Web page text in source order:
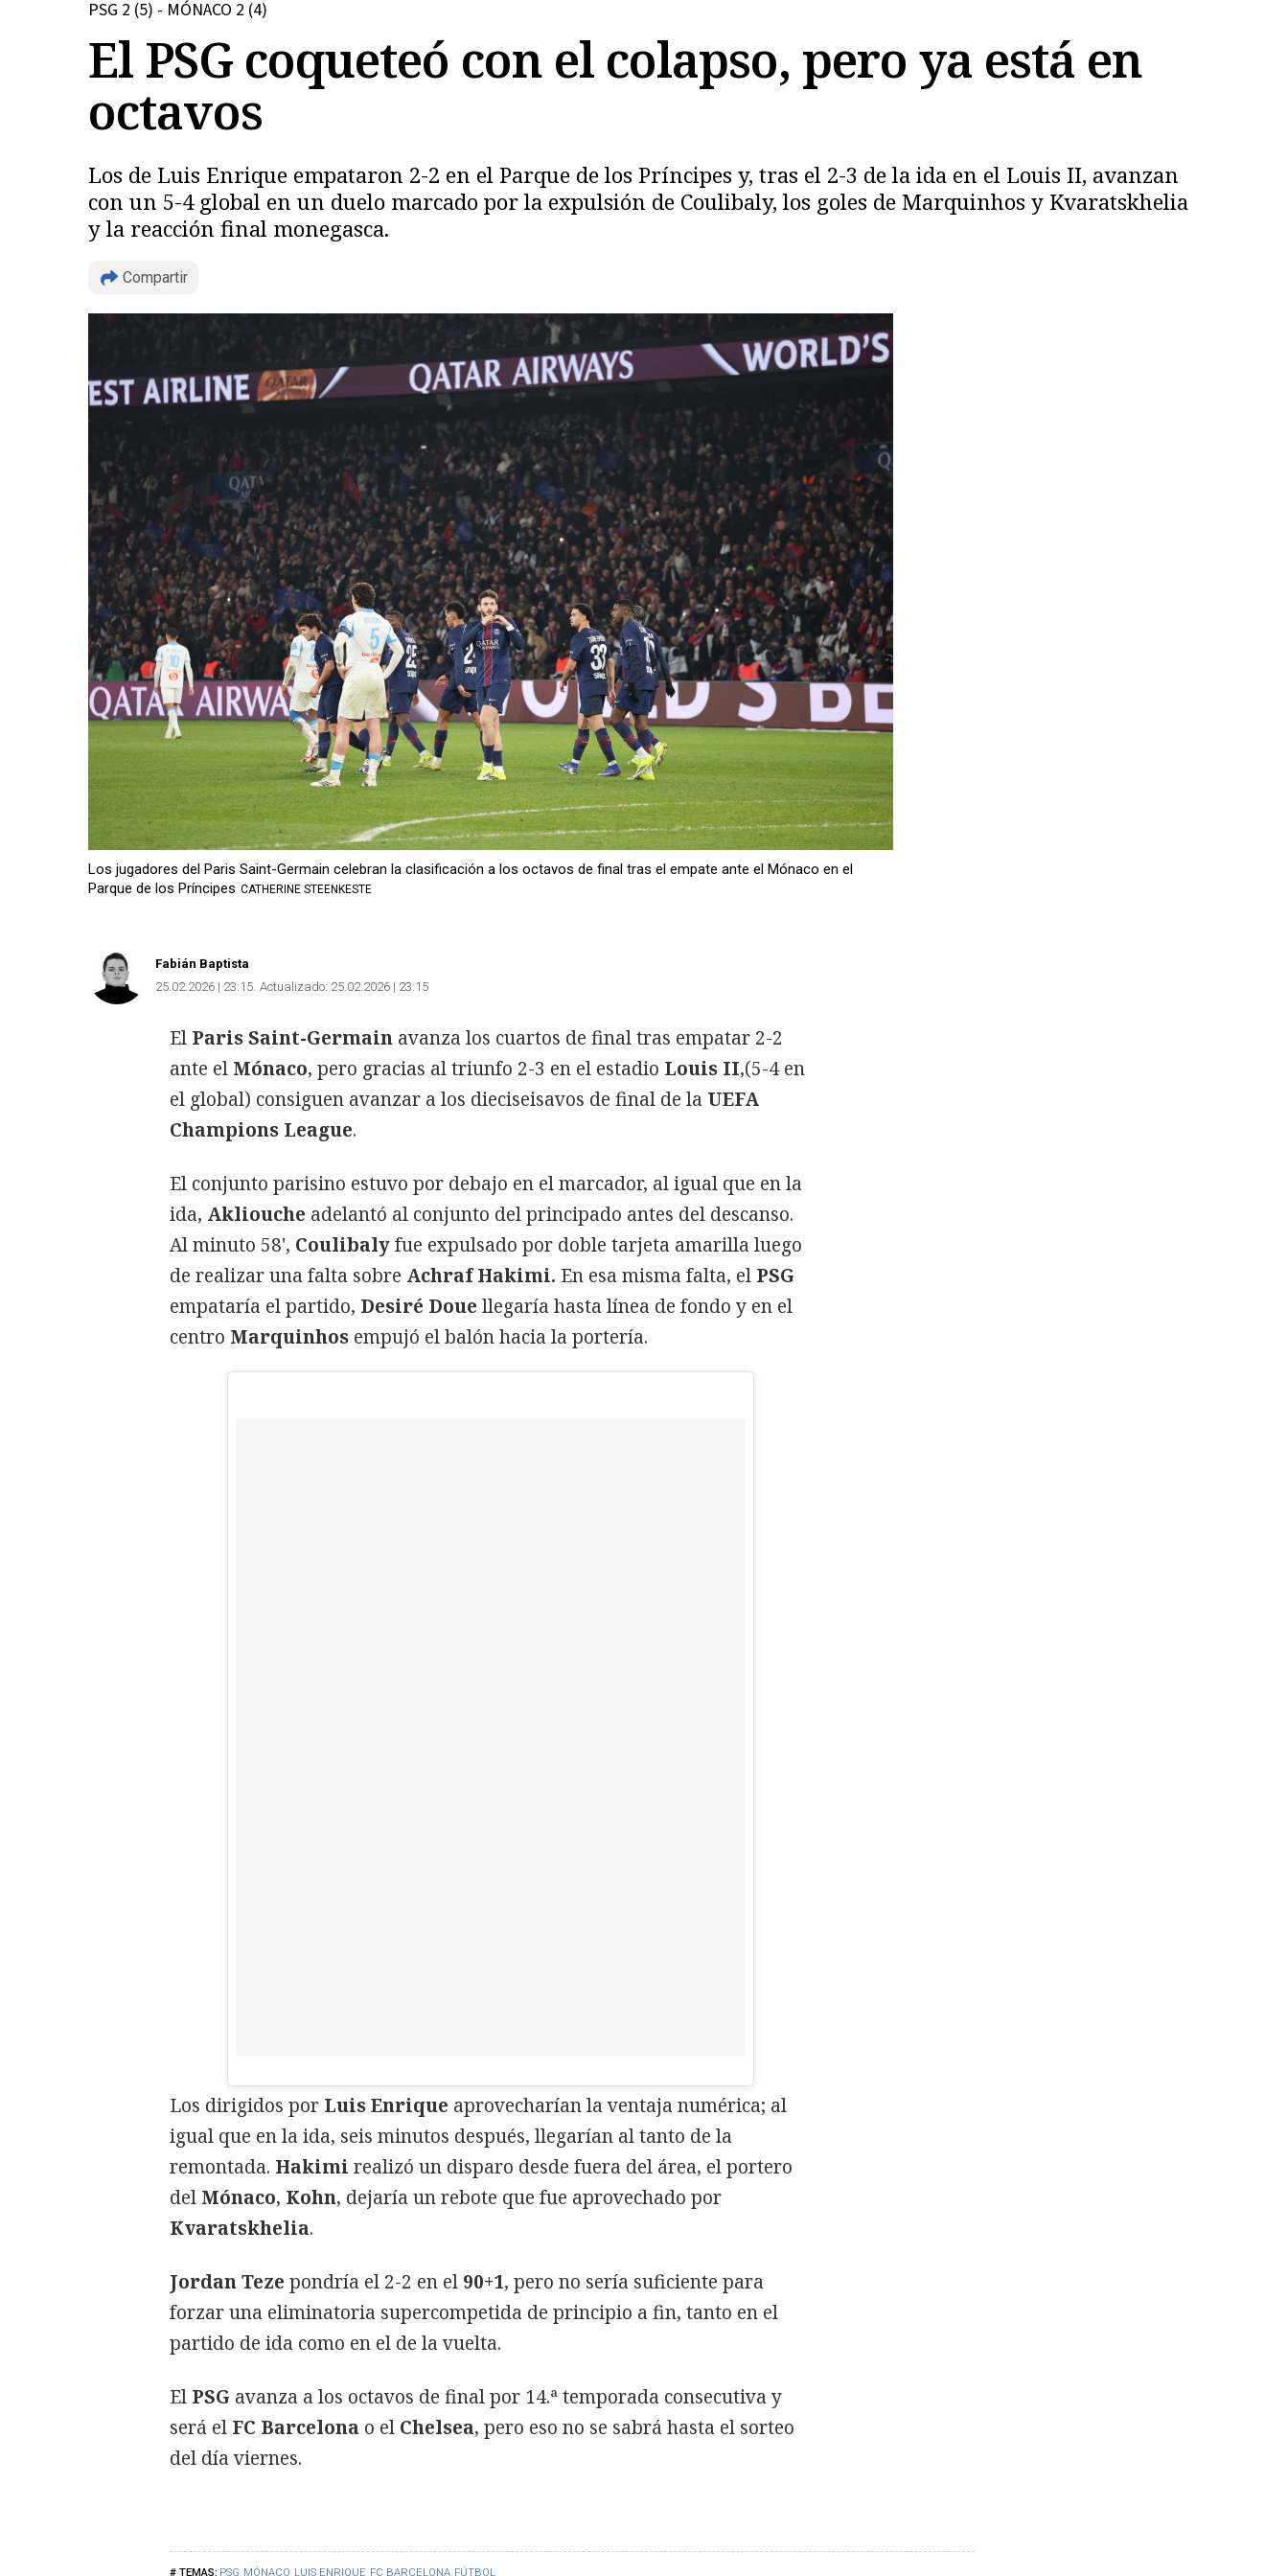
PSG 2 (5) - MÓNACO 2 (4)
El PSG coqueteó con el colapso, pero ya está en
octavos
Los de Luis Enrique empataron 2-2 en el Parque de los Príncipes y, tras el 2-3 de la ida en el Louis II, avanzan
con un 5-4 global en un duelo marcado por la expulsión de Coulibaly, los goles de Marquinhos y Kvaratskhelia
y la reacción final monegasca.
Compartir
Copiar
Los jugadores del Paris Saint-Germain celebran la clasificación a los octavos de final tras el empate ante el Mónaco en el
Parque de los Príncipes CATHERINE STEENKESTE
Fabián Baptista
25.02.2026 | 23:15 Actualizado: 25.02.2026 | 23:15
PSG MÓNACO LUIS ENRIQUE FC BARCELONA FÚTBOL
El Paris Saint-Germain avanza los cuartos de final tras empatar 2-2
ante el Mónaco, pero gracias al triunfo 2-3 en el estadio Louis II,(5-4 en
el global) consiguen avanzar a los dieciseisavos de final de la UEFA
Champions League.
El conjunto parisino estuvo por debajo en el marcador, al igual que en la
ida, Akliouche adelantó al conjunto del principado antes del descanso.
Al minuto 58', Coulibalyfue expulsado por doble tarjeta amarilla luego
de realizar una falta sobre Achraf Hakimi. En esa misma falta, el PSG
empataría el partido, Desiré Doue llegaría hasta línea de fondo y en el
centro Marquinhos empujó el balón hacia la portería.
Los dirigidos por Luis Enrique aprovecharían la ventaja numérica; al
igual que en la ida, seis minutos después, llegarían al tanto de la
remontada. Hakimi realizó un disparo desde fuera del área, el portero
del Mónaco, Kohn, dejaría un rebote que fue aprovechado por
Kvaratskhelia.
Jordan Teze pondría el 2-2 en el 90+1, pero no sería suficiente para
forzar una eliminatoria supercompetida de principio a fin, tanto en el
partido de ida como en el de la vuelta.
El PSG avanza a los octavos de final por 14.ª temporada consecutiva y
será el FC Barcelona o el Chelsea, pero eso no se sabrá hasta el sorteo
del día viernes.